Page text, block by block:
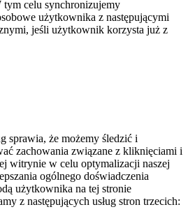
tym celu synchronizujemy
użytkownika z następującymi
jeśli użytkownik korzysta już z
sprawia, że możemy śledzić i
zachowania związane z kliknięciami i
witrynie w celu optymalizacji naszej
ogólnego doświadczenia
użytkownika na tej stronie
z następujących usług stron trzecich: